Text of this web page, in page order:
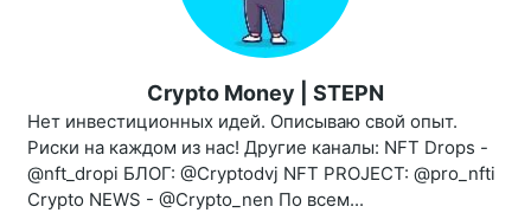
Crypto Money | STEPN
Нет инвестиционных идей. Описываю свой опыт.
Риски на каждом из нас! Другие каналы: NFT Drops -
@nft_dropi БЛОГ: @Cryptodvj NFT PROJECT: @pro_nfti
Crypto NEWS - @Crypto_nen По всем...